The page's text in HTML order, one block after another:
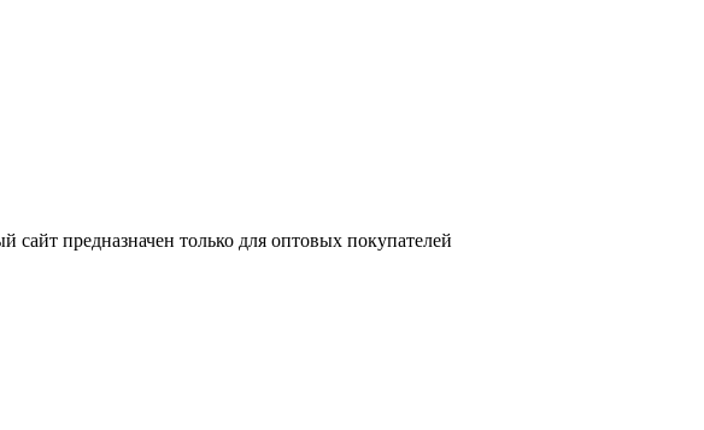
сайт предназначен только для оптовых покупателей